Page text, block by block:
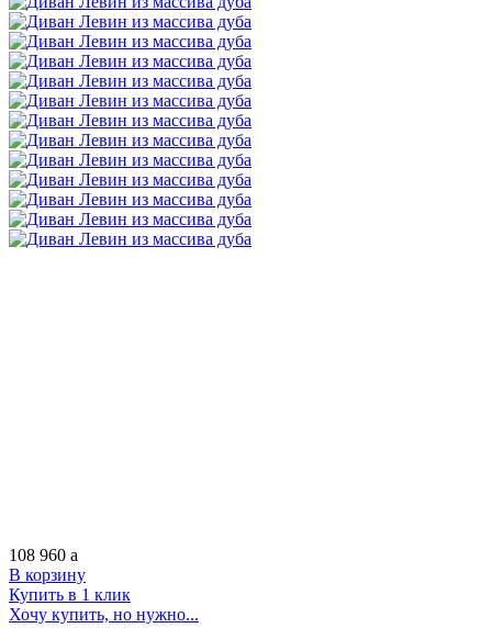
108 960 a
В корзину
Купить в 1 клик
Хочу купить, но нужно...